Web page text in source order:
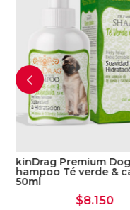
$14.100